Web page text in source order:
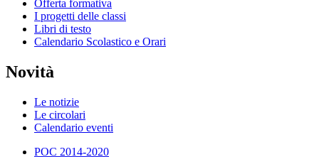
Offerta formativa
I progetti delle classi
Libri di testo
Calendario Scolastico e Orari
Novità
Le notizie
Le circolari
Calendario eventi
POC 2014-2020